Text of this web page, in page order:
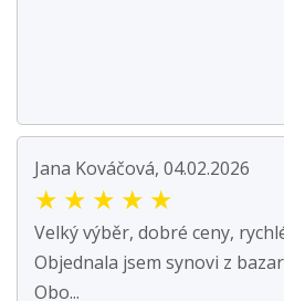
Jana Kováčová, 04.02.2026
★ ★ ★ ★ ★
Velký výběr, dobré ceny,
Objednala jsem synovi z
Obo...